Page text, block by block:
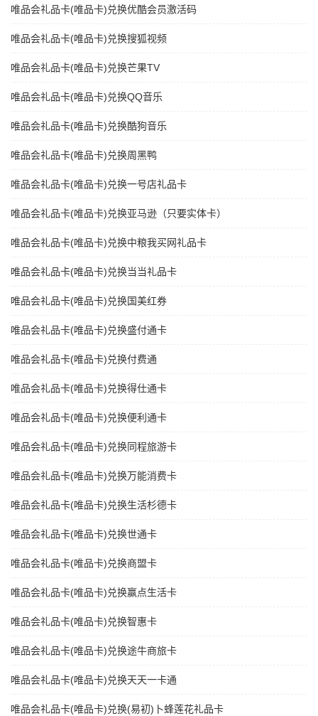
唯品会礼品卡(唯品卡)兑换优酷会员激活码
唯品会礼品卡(唯品卡)兑换搜狐视频
唯品会礼品卡(唯品卡)兑换芒果TV
唯品会礼品卡(唯品卡)兑换QQ音乐
唯品会礼品卡(唯品卡)兑换酷狗音乐
唯品会礼品卡(唯品卡)兑换周黑鸭
唯品会礼品卡(唯品卡)兑换一号店礼品卡
唯品会礼品卡(唯品卡)兑换亚马逊（只要实体卡）
唯品会礼品卡(唯品卡)兑换中粮我买网礼品卡
唯品会礼品卡(唯品卡)兑换当当礼品卡
唯品会礼品卡(唯品卡)兑换国美红券
唯品会礼品卡(唯品卡)兑换盛付通卡
唯品会礼品卡(唯品卡)兑换付费通
唯品会礼品卡(唯品卡)兑换得仕通卡
唯品会礼品卡(唯品卡)兑换便利通卡
唯品会礼品卡(唯品卡)兑换同程旅游卡
唯品会礼品卡(唯品卡)兑换万能消费卡
唯品会礼品卡(唯品卡)兑换生活杉德卡
唯品会礼品卡(唯品卡)兑换世通卡
唯品会礼品卡(唯品卡)兑换商盟卡
唯品会礼品卡(唯品卡)兑换赢点生活卡
唯品会礼品卡(唯品卡)兑换智惠卡
唯品会礼品卡(唯品卡)兑换途牛商旅卡
唯品会礼品卡(唯品卡)兑换天天一卡通
唯品会礼品卡(唯品卡)兑换(易初)卜蜂莲花礼品卡